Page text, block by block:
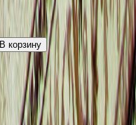
В корзину